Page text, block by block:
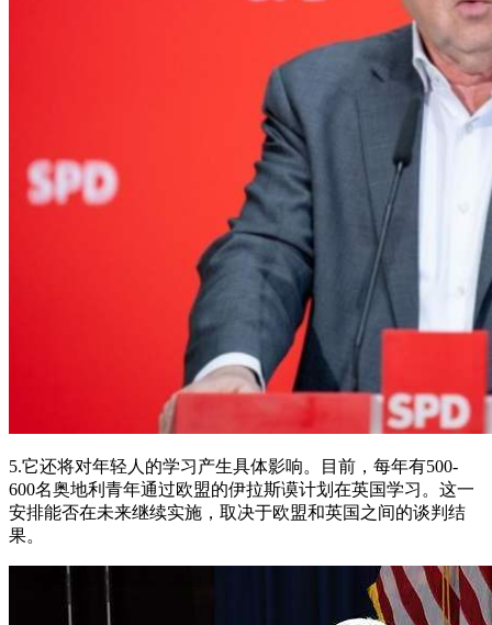
5.它还将对年轻人的学习产生具体影响。目前，每年有500-
600名奥地利青年通过欧盟的伊拉斯谟计划在英国学习。这一
安排能否在未来继续实施，取决于欧盟和英国之间的谈判结
果。